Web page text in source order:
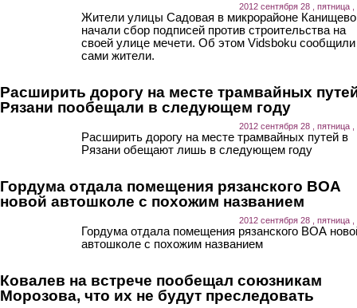
2012 сентября 28 , пятница ,
Жители улицы Садовая в микрорайоне Канищево
начали сбор подписей против строительства на
своей улице мечети. Об этом Vidsboku сообщили
сами жители.
Расширить дорогу на месте трамвайных
Рязани пообещали в следующем году
2012 сентября 28 , пятница ,
Расширить дорогу на месте трамвайных путей в
Рязани обещают лишь в следующем году
Гордума отдала помещения рязанского ВОА
новой автошколе с похожим названием
2012 сентября 28 , пятница ,
Гордума отдала помещения рязанского ВОА
автошколе с похожим названием
Ковалев на встрече пообещал союзникам
Морозова, что их не будут преследовать